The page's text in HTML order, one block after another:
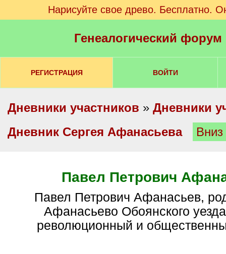
Нарисуйте свое древо. Бесплатно.
Генеалогический
РЕГИСТРАЦИЯ ВОЙТИ
Дневники участников » Дневники
Дневник Сергея Афанасьева
Павел Петрович
Павел Петрович Афанасьев, род. 1879 в д.
Афанасьево Обоянского
революционный и